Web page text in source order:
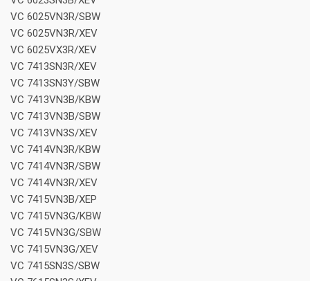
VC 6025VN3R/SBW
VC 6025VN3R/XEV
VC 6025VX3R/XEV
VC 7413SN3R/XEV
VC 7413SN3Y/SBW
VC 7413VN3B/KBW
VC 7413VN3B/SBW
VC 7413VN3S/XEV
VC 7414VN3R/KBW
VC 7414VN3R/SBW
VC 7414VN3R/XEV
VC 7415VN3B/XEP
VC 7415VN3G/KBW
VC 7415VN3G/SBW
VC 7415VN3G/XEV
VC 7415SN3S/SBW